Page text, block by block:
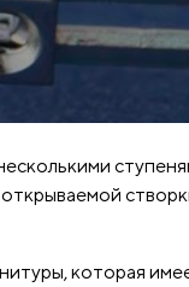
открываемой
которая